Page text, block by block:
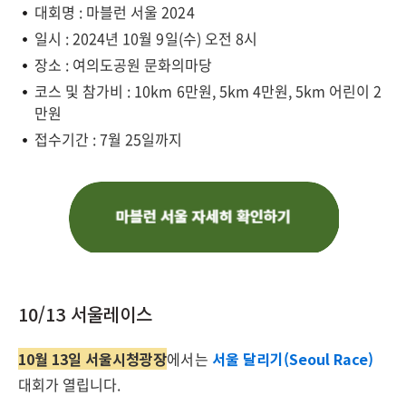
대회명 : 마블런 서울 2024
일시 : 2024년 10월 9일(수) 오전 8시
장소 : 여의도공원 문화의마당
코스 및 참가비 : 10km 6만원, 5km 4만원, 5km 어린이 2
만원
접수기간 : 7월 25일까지
10/13 서울레이스
10월 13일 서울시청광장에서는 서울 달리기(Seoul Race)
대회가 열립니다.